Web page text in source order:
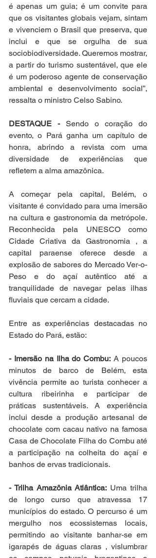
é apenas um guia; é um convite para
que os visitantes globais vejam, sintam
e vivenciem o Brasil que preserva, que
inclui e que se orgulha de sua
sociobiodiversidade. Queremos mostrar,
a partir do turismo sustentável, que ele
é um poderoso agente de conservação
ambiental e desenvolvimento social”,
ressalta o ministro Celso Sabino.
DESTAQUE - Sendo o coração do
evento, o Pará ganha um capítulo de
honra, abrindo a revista com uma
diversidade de experiências que
refletem a alma amazônica.
A começar pela capital, Belém, o
visitante é convidado para uma imersão
na cultura e gastronomia da metrópole.
Reconhecida pela UNESCO como
Cidade Criativa da Gastronomia , a
capital paraense oferece desde a
explosão de sabores do Mercado Ver-o-
Peso e do açaí autêntico até a
tranquilidade de navegar pelas ilhas
fluviais que cercam a cidade.
Entre as experiências destacadas no
Estado do Pará, estão:
- Imersão na Ilha do Combu: A poucos
minutos de barco de Belém, esta
vivência permite ao turista conhecer a
cultura ribeirinha e participar de
práticas sustentáveis. A experiência
inclui desde a produção artesanal de
chocolate com cacau nativo na famosa
Casa de Chocolate Filha do Combu até
a participação na colheita do açaí e
banhos de ervas tradicionais.
- Trilha Amazônia Atlântica: Uma trilha
de longo curso que atravessa 17
municípios do estado. O percurso é um
mergulho nos ecossistemas locais,
permitindo ao visitante banhar-se em
igarapés de águas claras , vislumbrar